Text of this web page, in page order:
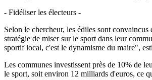
- Fidéliser les électeurs -
Selon le chercheur, les édiles sont convaincus
stratégie de miser sur le sport dans leur
sportif local, c'est le dynamisme du maire",
Les communes investissent près de 10% de
le sport, soit environ 12 milliards d'euros, ce